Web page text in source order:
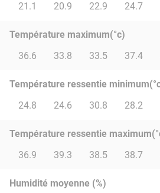
21.1
20.9 22.9 24.7
Température maximum(°c)
36.6
33.8 33.5 37.4
Température ressentie
24.8
24.6 30.8 28.2
Température ressentie
36.9
39.3 38.5 38.7
Humidité moyenne (%)